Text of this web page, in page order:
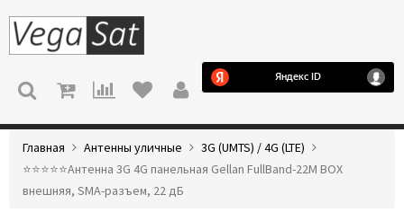
МЕНЮ
Главная Антенны уличные
3G (UMTS) / 4G (LTE)
⭐️⭐️⭐️⭐️⭐️Антенна 3G 4G панельная Gellan FullBand-22M BOX
внешняя, SMA-разъем, 22 дБ